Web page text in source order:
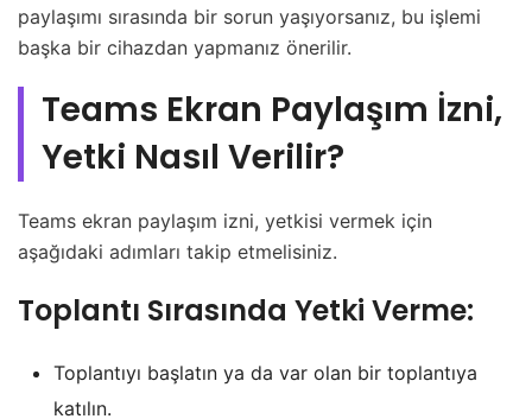
paylaşımı sırasında bir sorun yaşıyorsanız, bu işlemi
başka bir cihazdan yapmanız önerilir.
Teams Ekran Paylaşım İzni,
Yetki Nasıl Verilir?
Teams ekran paylaşım izni, yetkisi vermek için
aşağıdaki adımları takip etmelisiniz.
Toplantı Sırasında Yetki Verme:
Toplantıyı başlatın ya da var olan bir toplantıya
katılın.